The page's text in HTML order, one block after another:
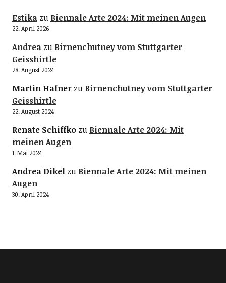
Estikazu Biennale Arte 2024: Mit meinen Augen
22. April 2026
Andreazu Birnenchutney vom Stuttgarter
Geisshirtle
28. August 2024
Martin Hafnerzu Birnenchutney vom Stuttgarter
Geisshirtle
22. August 2024
Renate Schiffkozu Biennale Arte 2024: Mit
meinen Augen
1. Mai 2024
Andrea Dikelzu Biennale Arte 2024: Mit meinen
Augen
30. April 2024